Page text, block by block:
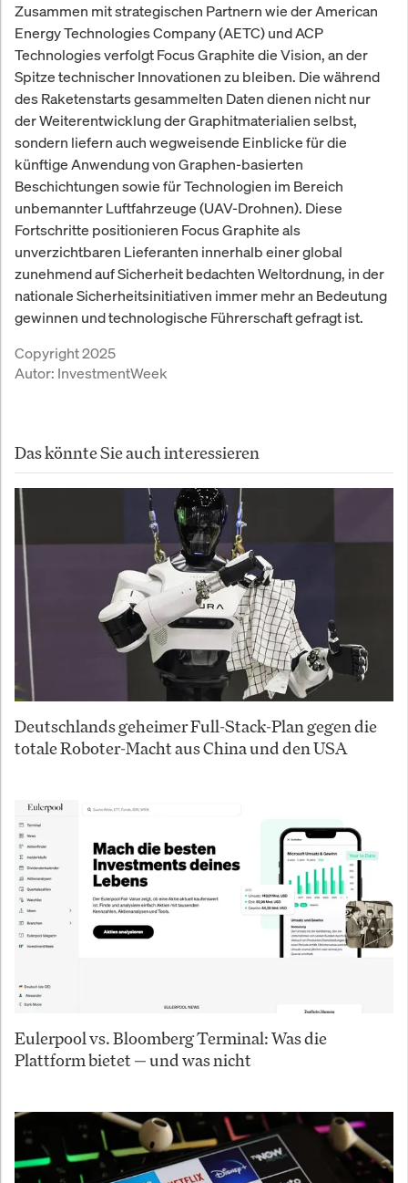
Zusammen mit strategischen Partnern wie der American
Energy Technologies Company (AETC) und ACP
Technologies verfolgt Focus Graphite die Vision, an der
Spitze technischer Innovationen zu bleiben. Die während
des Raketenstarts gesammelten Daten dienen nicht nur
der Weiterentwicklung der Graphitmaterialien selbst,
sondern liefern auch wegweisende Einblicke für die
künftige Anwendung von Graphen-basierten
Beschichtungen sowie für Technologien im Bereich
unbemannter Luftfahrzeuge (UAV-Drohnen). Diese
Fortschritte positionieren Focus Graphite als
unverzichtbaren Lieferanten innerhalb einer global
zunehmend auf Sicherheit bedachten Weltordnung, in der
nationale Sicherheitsinitiativen immer mehr an Bedeutung
gewinnen und technologische Führerschaft gefragt ist.
Copyright 2025
Autor: InvestmentWeek
Das könnte Sie auch interessieren
Deutschlands geheimer Full-Stack-Plan gegen die
totale Roboter-Macht aus China und den USA
Eulerpool vs. Bloomberg Terminal: Was die
Plattform bietet — und was nicht